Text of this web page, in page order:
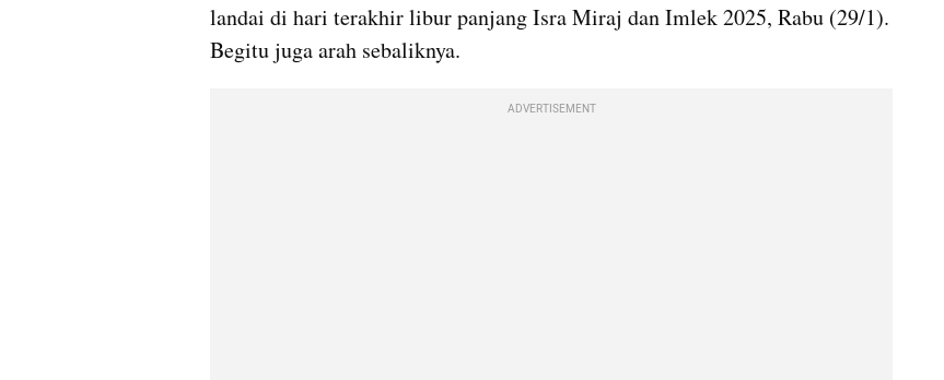
landai di hari terakhir libur panjang Isra Miraj dan Imlek 2025, Rabu (29/1).
Begitu juga arah sebaliknya.
ADVERTISEMENT